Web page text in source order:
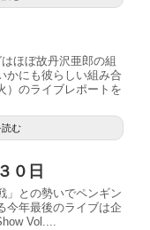
ほぼ故丹沢亜郎の組
にも彼らしい組み合
のライブレポートを
む
０日
との勢いでペンギン
今年最後のライブは企
Vol....